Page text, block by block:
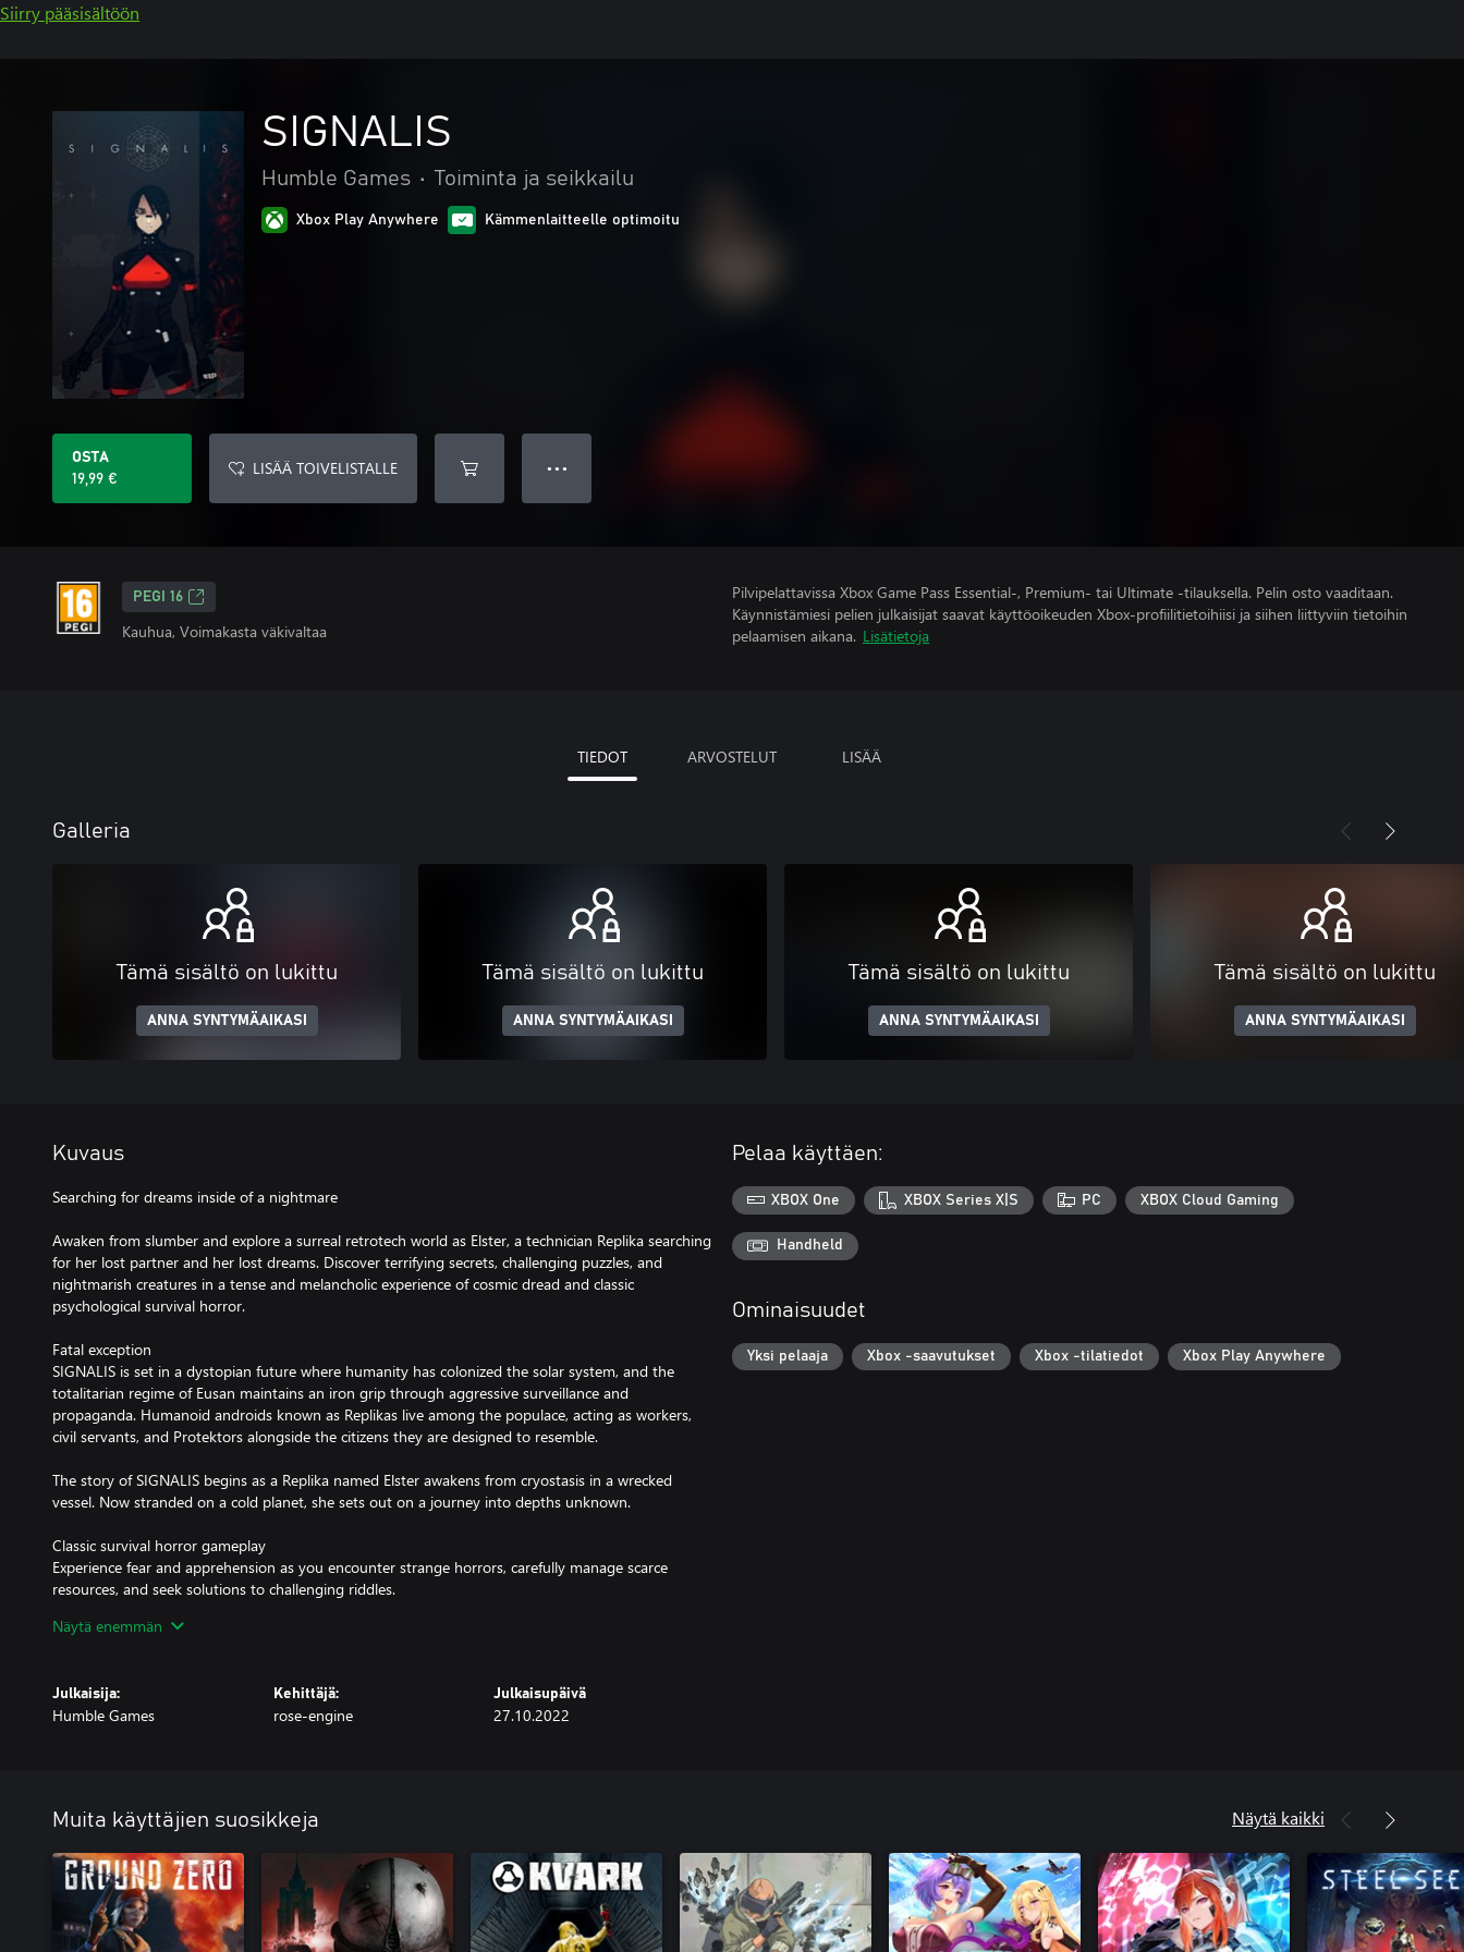
Siirry pääsisältöön
SIGNALIS
Humble Games • Toiminta ja seikkailu
Xbox Play Anywhere Kämmenlaitteelle optimoitu
OSTA
19,99 €
LISÄÄ TOIVELISTALLE ● ● ●
PEGI 16
Kauhua, Voimakasta väkivaltaa
Pilvipelattavissa Xbox Game Pass Essential-, Premium- tai Ultimate -tilauksella. Pelin osto vaaditaan.
Käynnistämiesi pelien julkaisijat saavat käyttöoikeuden Xbox-profiilitietoihiisi ja siihen liittyviin tietoihin
pelaamisen aikana. Lisätietoja
TIEDOT ARVOSTELUT LISÄÄ
Galleria
Tämä sisältö on lukittu
ANNA SYNTYMÄAIKASI
Tämä sisältö on lukittu
ANNA SYNTYMÄAIKASI
Tämä sisältö on lukittu
ANNA SYNTYMÄAIKASI
Tämä sisältö on lukittu
ANNA SYNTYMÄAIKASI
Kuvaus
Searching for dreams inside of a nightmare
Awaken from slumber and explore a surreal retrotech world as Elster, a technician Replika searching
for her lost partner and her lost dreams. Discover terrifying secrets, challenging puzzles, and
nightmarish creatures in a tense and melancholic experience of cosmic dread and classic
psychological survival horror.
Fatal exception
SIGNALIS is set in a dystopian future where humanity has colonized the solar system, and the
totalitarian regime of Eusan maintains an iron grip through aggressive surveillance and
propaganda. Humanoid androids known as Replikas live among the populace, acting as workers,
civil servants, and Protektors alongside the citizens they are designed to resemble.
The story of SIGNALIS begins as a Replika named Elster awakens from cryostasis in a wrecked
vessel. Now stranded on a cold planet, she sets out on a journey into depths unknown.
Classic survival horror gameplay
Experience fear and apprehension as you encounter strange horrors, carefully manage scarce
resources, and seek solutions to challenging riddles.
Cold and distant places
A dream about dreaming
A striking vision
Wander a brutalist nightmare driven by fluid 3D character animations, dynamic lights and shadows,
and complex transparency effects, complemented by cinematic sci-fi anime storytelling.
Näytä enemmän
Julkaisija:
Humble Games
Kehittäjä:
rose-engine
Julkaisupäivä
27.10.2022
Pelaa käyttäen:
XBOX One XBOX Series X|S PC XBOX Cloud Gaming
Handheld
Ominaisuudet
Yksi pelaaja Xbox -saavutukset Xbox -tilatiedot Xbox Play Anywhere
Muita käyttäjien suosikkeja Näytä kaikki